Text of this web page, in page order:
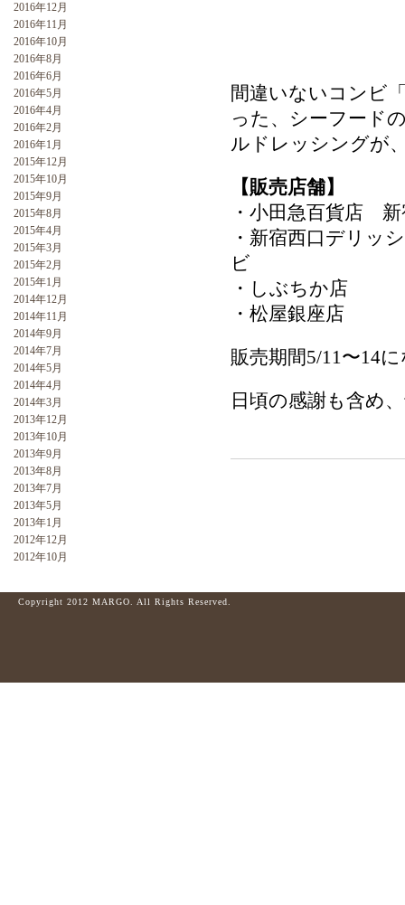
2016年12月
2016年11月
2016年10月
2016年8月
2016年6月
2016年5月
2016年4月
2016年2月
2016年1月
2015年12月
2015年10月
2015年9月
2015年8月
2015年4月
2015年3月
2015年2月
2015年1月
2014年12月
2014年11月
2014年9月
2014年7月
2014年5月
2014年4月
2014年3月
2013年12月
2013年10月
2013年9月
2013年8月
2013年7月
2013年5月
2013年1月
2012年12月
2012年10月
間違いないコンビ
った、シーフード
ルドレッシングが
【販売店舗】
・小田急百貨
・新宿西口デリ
ビ
・しぶちか
・松屋銀座店
販売期間5/11〜14
日頃の感謝も含め
Copyright 2012 MARGO. All Rights Reserved.